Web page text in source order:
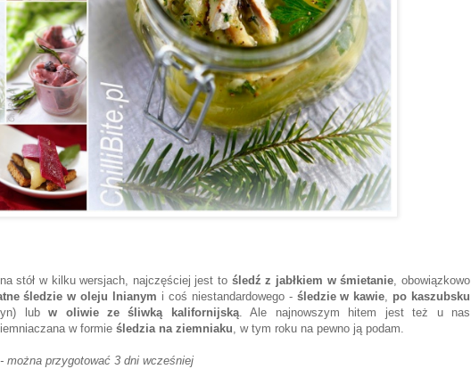
stół w kilku wersjach, najczęściej jest to śledź z jabłkiem w śmietanie, obowiązkowo
śledzie w oleju lnianym i coś niestandardowego - śledzie w kawie, po kaszubsku
lubw oliwie ze śliwką kalifornijską. Ale najnowszym hitem jest też u nas
w formie śledzia na ziemniaku, w tym roku na pewno ją podam.
- można przygotować 3 dni wcześniej